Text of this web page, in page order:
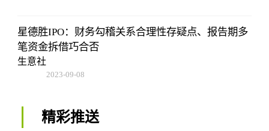
星德胜IPO：财务勾稽关系合理性存疑点、报告期多
笔资金拆借巧合否
生意社
2023-09-08
精彩推送